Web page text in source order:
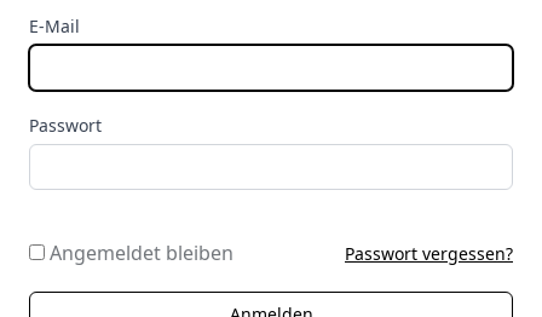
E-Mail
Passwort
Angemeldet bleiben Passwort vergessen?